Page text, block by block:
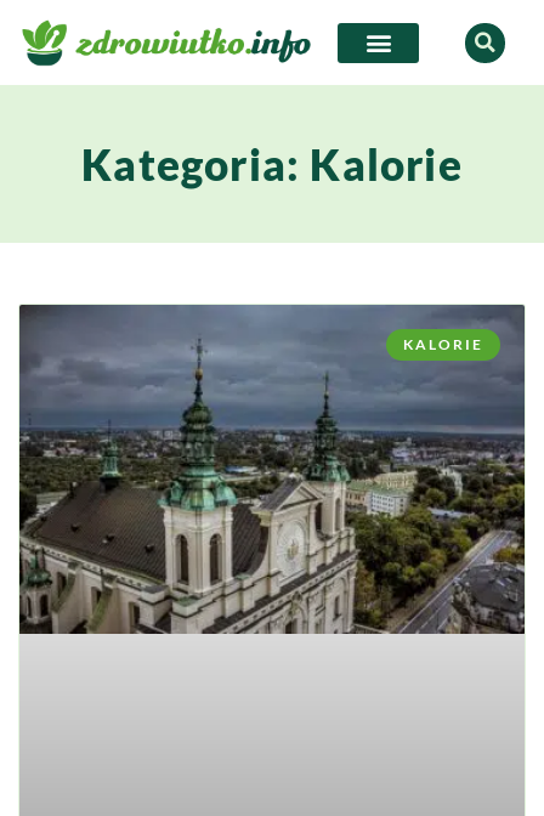
Kategoria: Kalorie
KALORIE